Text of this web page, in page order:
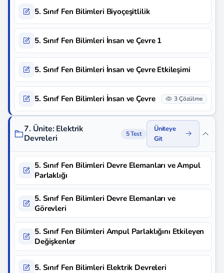
5. Sınıf Fen Bilimleri Biyoçeşitlilik
5. Sınıf Fen Bilimleri İnsan ve Çevre 1
5. Sınıf Fen Bilimleri İnsan ve Çevre Etkileşimi
5. Sınıf Fen Bilimleri İnsan ve Çevre 3 Çözülme
7. Ünite: Elektrik
Devreleri
5 Test
Üniteye
Git
5. Sınıf Fen Bilimleri Devre Elemanları ve Ampul
Parlaklığı
5. Sınıf Fen Bilimleri Devre Elemanları ve
Görevleri
5. Sınıf Fen Bilimleri Ampul Parlaklığını Etkileyen
Değişkenler
5. Sınıf Fen Bilimleri Elektrik Devreleri